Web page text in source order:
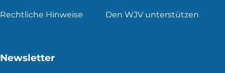
Rechtliche Hinweise Den WJV unterstützen
Newsletter